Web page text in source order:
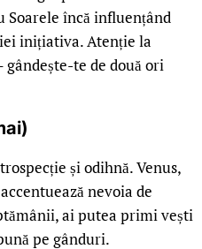
Soarele încă influențând
inițiativa. Atenție la
te de două ori
și odihnă. Venus,
nevoia de
ai putea primi vești
pe gânduri.